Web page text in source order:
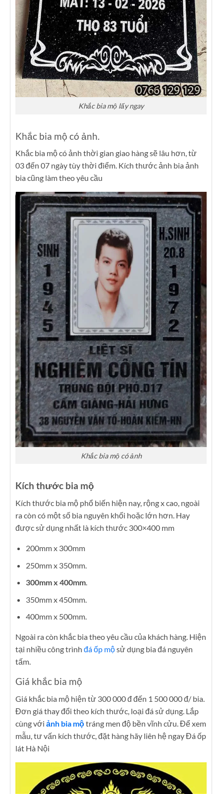
Khắc bia mộ lấy ngay
Khắc bia mộ có ảnh.
Khắc bia mộ có ảnh thời gian giao hàng sẽ lâu hơn, từ
03 đến 07 ngày tùy thời điểm. Kích thước ảnh bia ảnh
bia cũng làm theo yêu cầu
Khắc bia mộ có ảnh
Kích thước bia mộ
Kích thước bia mộ phổ biến hiện nay, rộng x cao, ngoài
ra còn có một số bia nguyên khối hoặc lớn hơn. Hay
được sử dụng nhất là kích thước 300×400 mm
200mm x 300mm
250mm x 350mm.
300mm x 400mm.
350mm x 450mm.
400mm x 500mm.
Ngoài ra còn khắc bia theo yêu cầu của khách hàng. Hiện
tại nhiều công trình đá ốp mộsử dụng bia đá nguyên
tấm.
Giá khắc bia mộ
Giá khắc bia mộ hiện từ 300 000 đ đến 1 500 000 đ/ bia.
Đơn giá thay đổi theo kích thước, loại đá sử dụng. Lắp
cùng với ảnh bia mộtráng men độ bền vĩnh cửu. Để xem
mẫu, tư vấn kích thước, đặt hàng hãy liên hệ ngay Đá ốp
lát Hà Nội